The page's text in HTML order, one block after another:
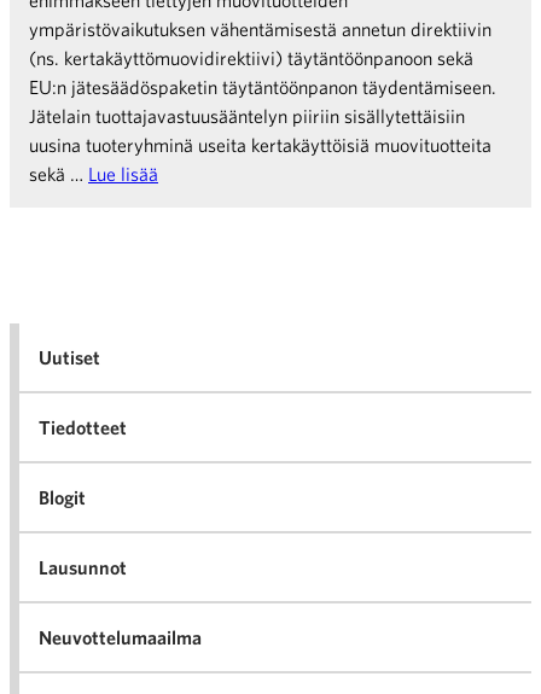
ympäristövaikutuksen vähentämisestä annetun direktiivin
(ns. kertakäyttömuovidirektiivi) täytäntöönpanoon sekä
EU:n jätesäädöspaketin täytäntöönpanon täydentämiseen.
Jätelain tuottajavastuusääntelyn piiriin sisällytettäisiin
uusina tuoteryhminä useita kertakäyttöisiä muovituotteita
sekä … Lue lisää
Uutiset
Tiedotteet
Blogit
Lausunnot
Neuvottelumaailma